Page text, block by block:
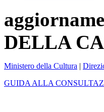
DELLA
Ministero della Cultura |
GUIDA ALLA